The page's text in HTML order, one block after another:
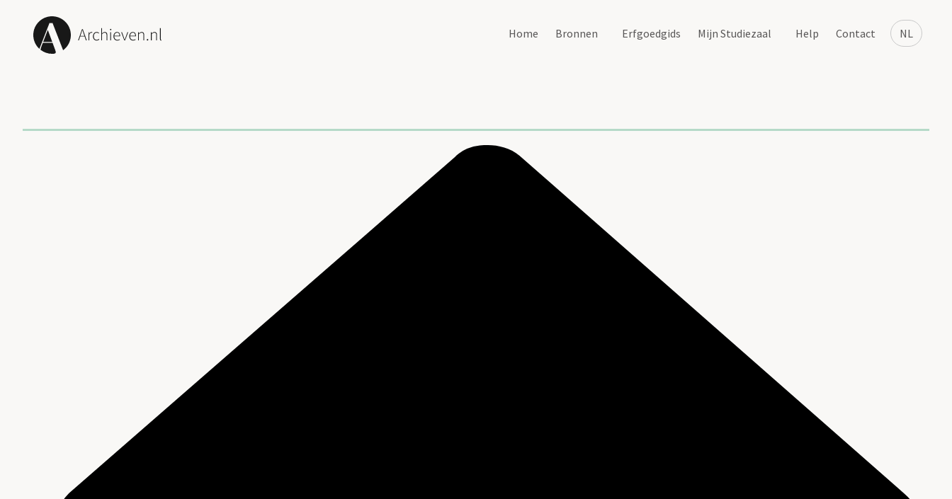
NL
Home Bronnen Erfgoedgids Mijn Studiezaal Help Contact